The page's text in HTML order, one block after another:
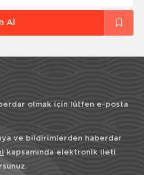
Al
olmak için lütfen e-posta
ve bildirimlerden haberdar
kapsamında elektronik ileti